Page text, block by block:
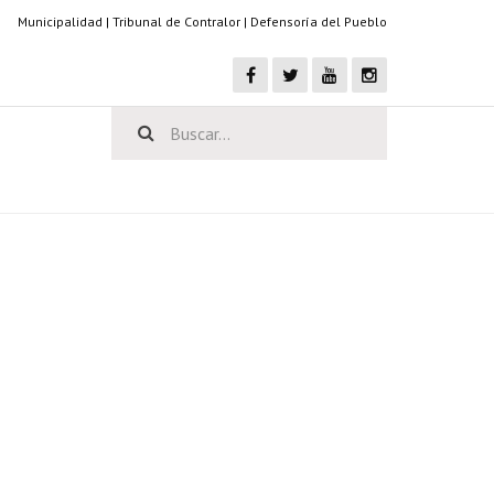
Municipalidad | Tribunal de Contralor | Defensoría del Pueblo